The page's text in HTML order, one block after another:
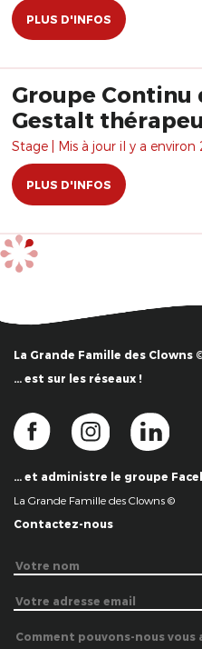
PLUS D'INFOS
Groupe Continu
Gestalt
Stage | Mis à jour il y a environ
PLUS D'INFOS
La Grande Famille des Clowns
… est sur les réseaux !
… et administre le groupe
La Grande Famille des Clowns ©
Contactez-nous